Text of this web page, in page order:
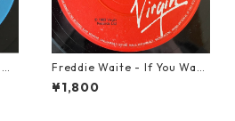
Freddie Waite - If You Want
My Love【7-21943】
¥1,800